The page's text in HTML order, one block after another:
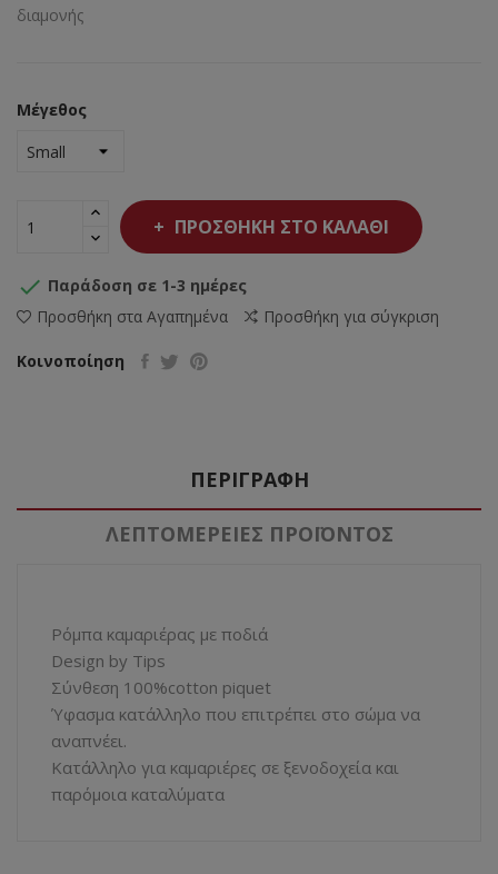
διαμονής
Μέγεθος
ΠΡΟΣΘΉΚΗ ΣΤΟ ΚΑΛΆΘΙ
 Παράδοση σε 1-3 ημέρες
Προσθήκη στα Αγαπημένα
Προσθήκη για σύγκριση
Κοινοποίηση
ΠΕΡΙΓΡΑΦΉ
ΛΕΠΤΟΜΈΡΕΙΕΣ ΠΡΟΪΌΝΤΟΣ
Ρόμπα καμαριέρας με ποδιά
Design by Tips
Σύνθεση 100%cotton piquet
Ύφασμα κατάλληλο που επιτρέπει στο σώμα να
αναπνέει.
Κατάλληλο για καμαριέρες σε ξενοδοχεία και
παρόμοια καταλύματα